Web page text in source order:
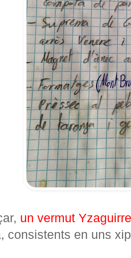
un vermut Yzaguirre
consistents en uns